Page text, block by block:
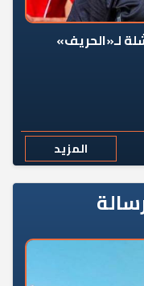
لـ«الحريف»
المزيد